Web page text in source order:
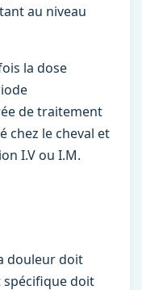
au niveau
la dose
de traitement
chez le cheval et
I.V ou I.M.
douleur doit
doit